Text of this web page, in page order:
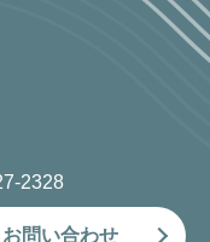
2328
お問い合わせ